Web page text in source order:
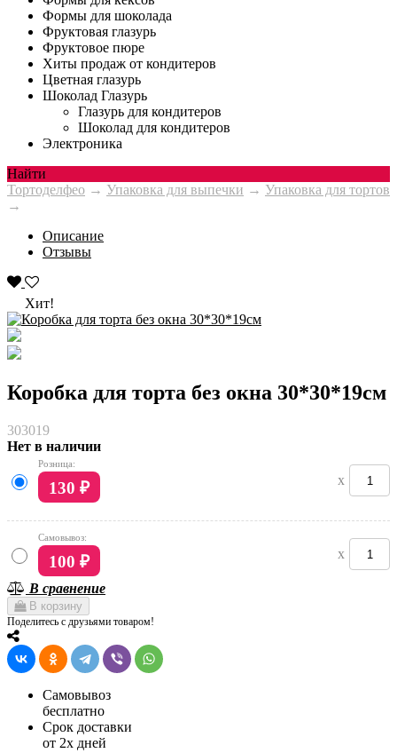
Формы для шоколада
Фруктовая глазурь
Фруктовое пюре
Хиты продаж от кондитеров
Цветная глазурь
Шоколад Глазурь
Глазурь для кондитеров
Шоколад для кондитеров
Электроника
Найти
Тортоделфео → Упаковка для выпечки → Упаковка для тортов
→
Описание
Отзывы
Хит!
Коробка для торта без окна 30*30*19см
303019
Нет в наличии
Розница:
130 ₽ x
Самовывоз:
100 ₽ x
В сравнение
В корзину
Поделитесь с друзьями товаром!
Самовывоз
бесплатно
Срок доставки
от 2х дней